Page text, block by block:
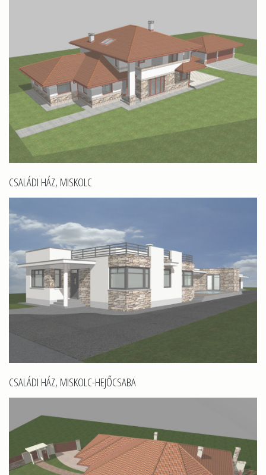
CSALÁDI HÁZ, MISKOLC
CSALÁDI HÁZ, MISKOLC-HEJŐCSABA